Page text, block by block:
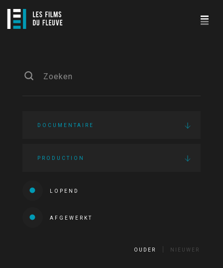
DOCUMENTAIRE
PRODUCTION
LOPEND
AFGEWERKT
OUDER NIEUWER